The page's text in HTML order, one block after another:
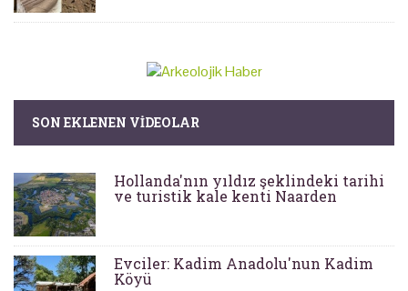
SON EKLENEN VIDEOLAR
Hollanda'nın yıldız şeklindeki tarihi
ve turistik kale kenti Naarden
Evciler: Kadim Anadolu'nun Kadim
Köyü